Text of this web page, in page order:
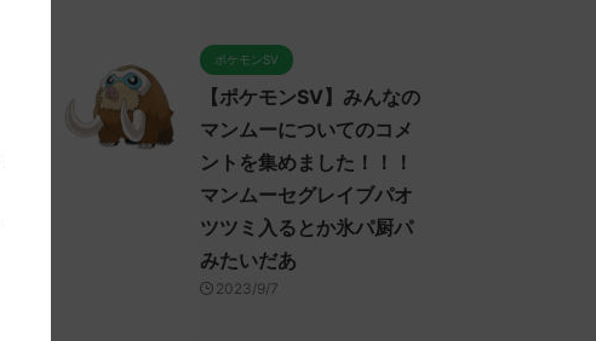
ポケモンSV
【ポケモンSV】みんなの
マンムーについてのコメ
ントを集めました！！！
マンムーセグレイブパオ
ツツミ入るとか氷パ厨パ
みたいだあ
2023/9/7